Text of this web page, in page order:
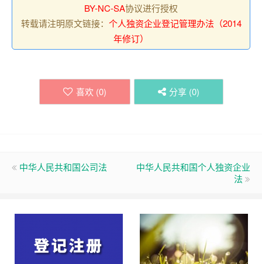
BY-NC-SA协议进行授权
转载请注明原文链接： 个人独资企业登记管理办法（2014
年修订）
喜欢 (0) 分享 (0)
中华人民共和国公司法
中华人民共和国个人独资企业
法